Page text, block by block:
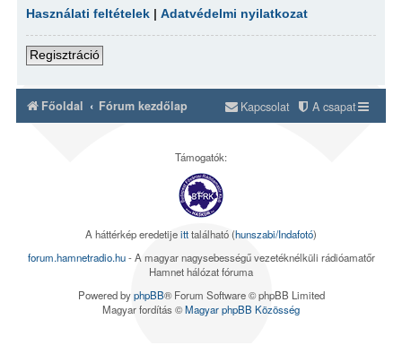
Használati feltételek |Adatvédelmi nyilatkozat
Regisztráció
Főoldal Fórum kezdőlap A csapat
Kapcsolat
Támogatók:
A háttérkép eredetijeitttalálható (hunszabi/Indafotó)
forum.hamnetradio.hu- A magyar nagysebességű vezetéknélküli rádióamatőr
Hamnet hálózat fóruma
Powered byphpBB® Forum Software © phpBB Limited
Magyar fordítás ©Magyar phpBB Közösség